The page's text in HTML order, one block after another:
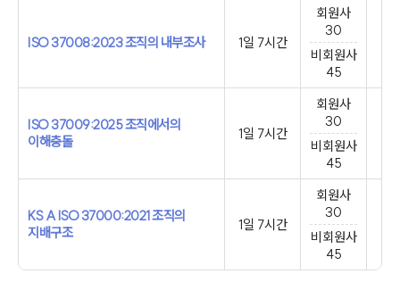
ISO 37008:2023 조직의 내부조사 1일 7시간
회원사
30
비회원사
45
ISO 37009:2025 조직에서의
이해충돌
1일 7시간
회원사
30
비회원사
45
KS A ISO 37000:2021 조직의
지배구조
1일 7시간
회원사
30
비회원사
45